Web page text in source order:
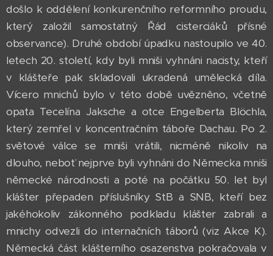
došlo k oddělení konkurenčního reformního proudu,
který založil samostatný Řád cisterciáků přísné
observance). Druhé období úpadku nastoupilo ve 40.
letech 20. století, kdy byli mniši vyhnáni nacisty, kteří
v klášteře pak skladovali ukradená umělecká díla.
Vícero mnichů bylo v této době uvězněno, včetně
opata Tecelína Jaksche a otce Engelberta Blöchla,
který zemřel v koncentračním táboře Dachau. Po 2.
světové válce se mniši vrátili, nicméně nikoliv na
dlouho, neboť nejprve byli vyhnáni do Německa mniši
německé národnosti a poté na počátku 50. let byl
klášter přepaden příslušníky StB a SNB, kteří bez
jakéhokoliv zákonného podkladu klášter zabrali a
mnichy odvezli do internačních táborů (viz Akce K).
Německá část klášterního osazenstva pokračovala v